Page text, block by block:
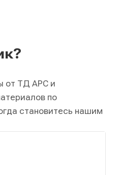
от ТД АРС и
по
становитесь нашим